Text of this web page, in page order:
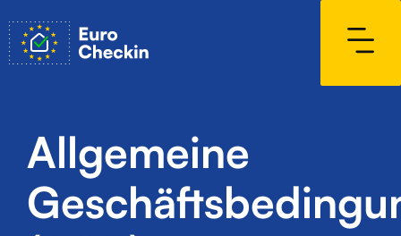
Allgemeine